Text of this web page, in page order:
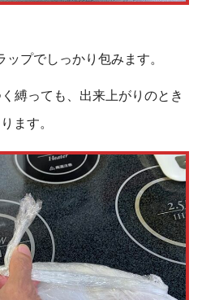
プでしっかり包みます。
縛っても、出来上がりのとき
ます。